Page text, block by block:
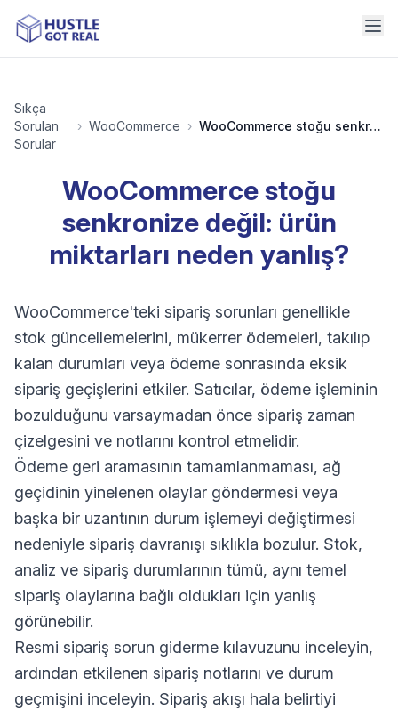
Sıkça
Sorulan
Sorular
› WooCommerce › WooCommerce stoğu senkronize değil: ürün miktarları neden yanlış?
WooCommerce stoğu
senkronize değil: ürün
miktarları neden yanlış?
WooCommerce'teki sipariş sorunları genellikle
stok güncellemelerini, mükerrer ödemeleri, takılıp
kalan durumları veya ödeme sonrasında eksik
sipariş geçişlerini etkiler. Satıcılar, ödeme işleminin
bozulduğunu varsaymadan önce sipariş zaman
çizelgesini ve notlarını kontrol etmelidir.
Ödeme geri aramasının tamamlanmaması, ağ
geçidinin yinelenen olaylar göndermesi veya
başka bir uzantının durum işlemeyi değiştirmesi
nedeniyle sipariş davranışı sıklıkla bozulur. Stok,
analiz ve sipariş durumlarının tümü, aynı temel
sipariş olaylarına bağlı oldukları için yanlış
görünebilir.
Resmi sipariş sorun giderme kılavuzunu inceleyin,
ardından etkilenen sipariş notlarını ve durum
geçmişini inceleyin. Sipariş akışı hala belirtiyi